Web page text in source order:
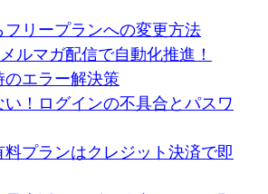
リープランへの変更方法
ルマガ配信で自動化推進！
のエラー解決策
い！ログインの不具合とパスワ
料プランはクレジット決済で即